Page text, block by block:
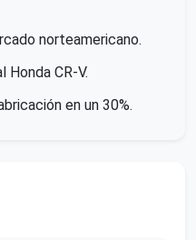
norteamericano.
Honda CR-V.
en un 30%.